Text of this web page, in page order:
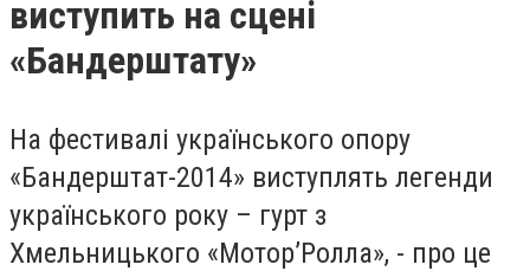
виступить на сцені
«Бандерштату»
На фестивалі українського опору
«Бандерштат-2014» виступлять легенди
українського року – гурт з
Хмельницького «Мотор’Ролла», - про це